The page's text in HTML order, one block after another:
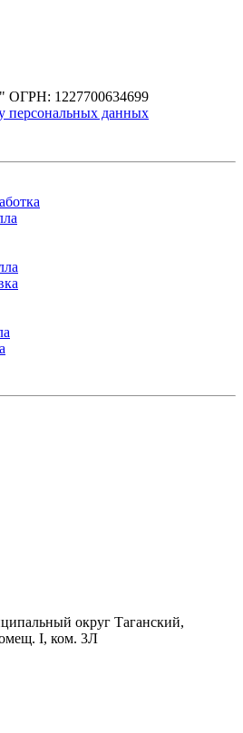
ОГРН: 1227700634699
персональных данных
округ Таганский,
I, ком. 3Л